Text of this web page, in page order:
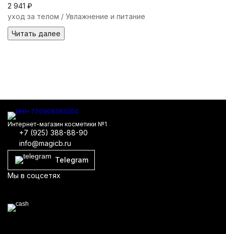
2 941 ₽
уход за телом / Увлажнение и питание
Читать далее
Интернет-магазин косметики №1
+7 (925) 388-88-90
info@magicb.ru
Telegram
Мы в соцсетях